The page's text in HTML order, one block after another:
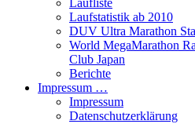
Laufliste
Laufstatistik ab 2010
DUV Ultra Marathon
World MegaMarathon
Club Japan
Berichte
Impressum …
Impressum
Datenschutzerklärung